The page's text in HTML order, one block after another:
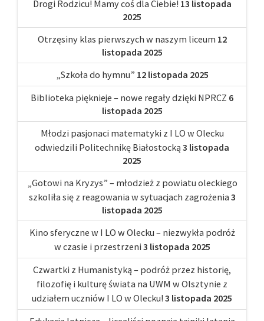
Drogi Rodzicu! Mamy coś dla Ciebie! 13 listopada
2025
Otrzęsiny klas pierwszych w naszym liceum 12
listopada 2025
„Szkoła do hymnu” 12 listopada 2025
Biblioteka pięknieje – nowe regały dzięki NPRCZ 6
listopada 2025
Młodzi pasjonaci matematyki z I LO w Olecku
odwiedzili Politechnikę Białostocką 3 listopada
2025
„Gotowi na Kryzys” – młodzież z powiatu oleckiego
szkoliła się z reagowania w sytuacjach zagrożenia 3
listopada 2025
Kino sferyczne w I LO w Olecku – niezwykła podróż
w czasie i przestrzeni 3 listopada 2025
Czwartki z Humanistyką – podróż przez historię,
filozofię i kulturę świata na UWM w Olsztynie z
udziałem uczniów I LO w Olecku! 3 listopada 2025